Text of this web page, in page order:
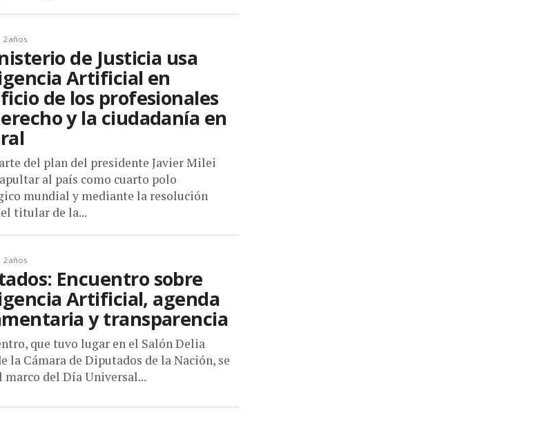
2 años
de Justicia usa
Artificial en
de los profesionales
y la ciudadanía en
del plan del presidente Javier Milei
al país como cuarto polo
mundial y mediante la resolución
titular de la...
2 años
Encuentro sobre
Artificial, agenda
y transparencia
que tuvo lugar en el Salón Delia
la Cámara de Diputados de la Nación, se
marco del Día Universal...